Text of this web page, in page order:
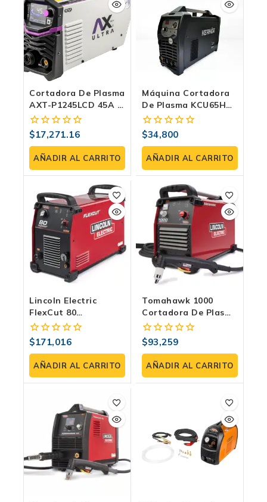
Cortadora De Plasma
AXT-P1245LCD 45A |
110/220V, Arco
Piloto, LCD Y
Regulador Integrado
0
fuera
de
5
$17,271.16
AÑADIR AL CARRITO
Máquina Cortadora
De Plasma KCU65HD
| Kerher Para Uso
Industrial
0
fuera
de
5
$34,800
AÑADIR AL CARRITO
Lincoln Electric
FlexCut 80
Cortadora De Plasma
| 80A CNC Y Manual |
Solda Express
0
fuera
de
5
$171,016
AÑADIR AL CARRITO
Tomahawk 1000
Cortadora De Plasma
Lincoln Electric | 60A
– 1″
0
fuera
de
5
$93,259
AÑADIR AL CARRITO